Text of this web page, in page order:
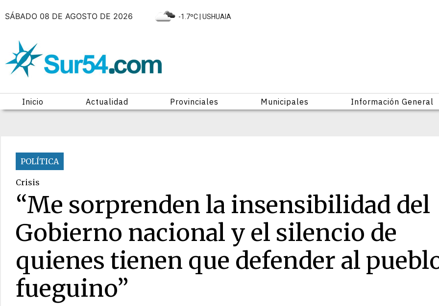
SÁBADO 08 DE AGOSTO DE 2026 -1.7ºC | USHUAIA
Inicio Actualidad Provinciales Municipales Información General
POLÍTICA
Crisis
“Me sorprenden la insensibilidad del
Gobierno nacional y el silencio de
quienes tienen que defender al
fueguino”